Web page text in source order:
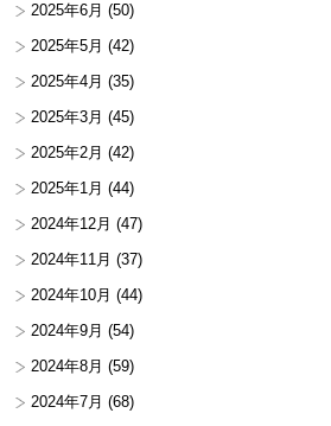
2025年6月 (50)
2025年5月 (42)
2025年4月 (35)
2025年3月 (45)
2025年2月 (42)
2025年1月 (44)
2024年12月 (47)
2024年11月 (37)
2024年10月 (44)
2024年9月 (54)
2024年8月 (59)
2024年7月 (68)